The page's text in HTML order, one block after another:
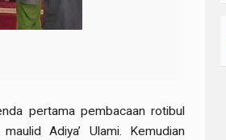
pertama pembacaan rotibul
Adiya’ Ulami. Kemudian